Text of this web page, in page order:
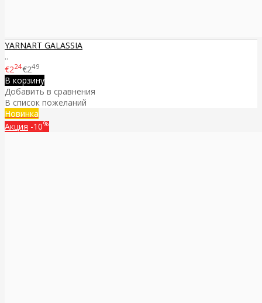
YARNART GALASSIA
..
€224€249
В корзину
Добавить в сравнения
В список пожеланий
Новинка
Акция -10%